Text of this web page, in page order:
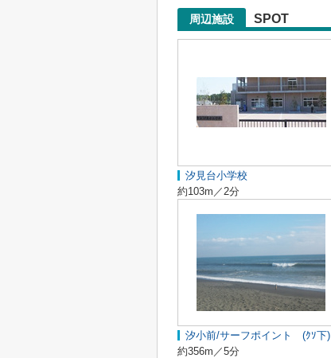
周辺施設 SPOT
汐見台小学校
約103m／2分
汐小前/サーフポイント (ｸｿ下)
約356m／5分